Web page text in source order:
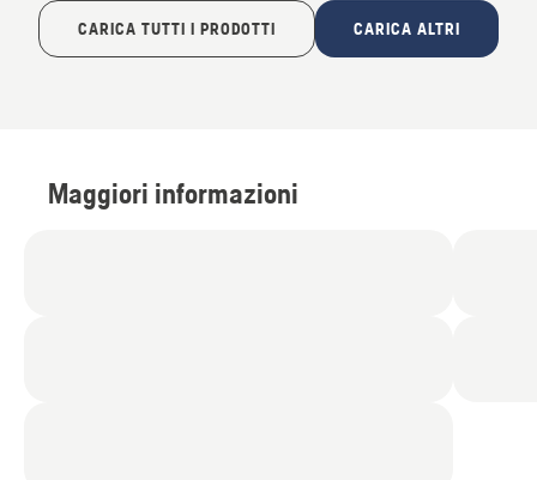
CARICA TUTTI I PRODOTTI CARICA ALTRI
Maggiori informazioni